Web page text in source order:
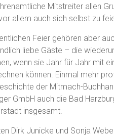
Mitstreiter allen
allem auch sich selbst zu
Feier gehören aber
liebe Gäste – die
wenn sie Jahr für Jahr mit
können. Einmal mehr
der Mitmach-
GmbH auch die Bad
insgesamt.
Dirk Junicke und Sonja